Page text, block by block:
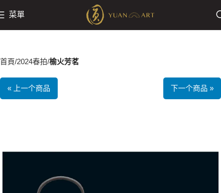
菜單
首頁 2024春拍 榆火芳茗
« 上一个商品 下一个商品 »